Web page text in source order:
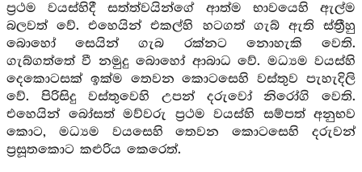
ප්‍රථම වයස්හිදී සත්ත්වයින්ගේ ආත්ම භාවයෙහි ඇල්ම
බලවත් වේ. එහෙයින් එකල්හි හටගත් ගැබ් ඇති ස්ත්‍රීහු
බොහෝ සෙයින් ගැබ රක්නට නොහැකි වෙති.
ගැබ්ගත්තේ වී නමුදු බොහෝ ආබාධ වේ. මධ්‍යම වයස්හි
දෙකොටසක් ඉක්ම තෙවන කොටසෙහි වස්තුව පැහැදිලි
වේ. පිරිසිදු වස්තුවෙහි උපන් දරුවෝ නිරෝගි වෙති.
එහෙයින් බෝසත් මව්වරු ප්‍රථම වයස්හි සම්පත් අනුභව
කොට, මධ්‍යම වයසෙහි තෙවන කොටසෙහි දරුවන්
ප්‍රසූතකොට කළුරිය කෙරෙත්.